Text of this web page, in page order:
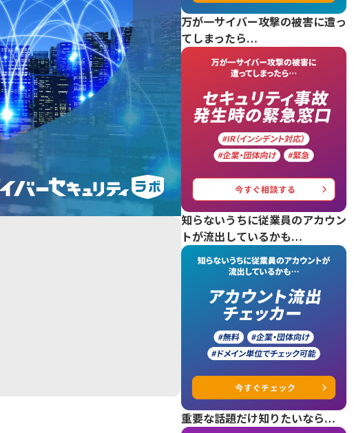
万が一サイバー攻撃の被害に遭っ
てしまったら…
知らないうちに従業員のアカウン
トが流出しているかも…
重要な話題だけ知りたいなら…